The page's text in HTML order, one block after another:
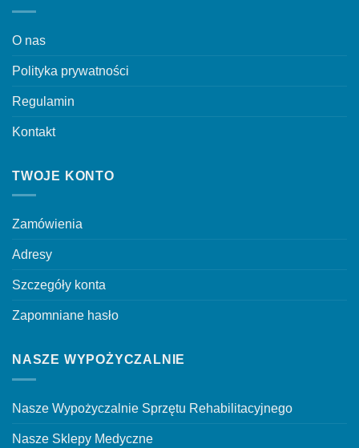
O nas
Polityka prywatności
Regulamin
Kontakt
TWOJE KONTO
Zamówienia
Adresy
Szczegóły konta
Zapomniane hasło
NASZE WYPOŻYCZALNIE
Nasze Wypożyczalnie Sprzętu Rehabilitacyjnego
Nasze Sklepy Medyczne